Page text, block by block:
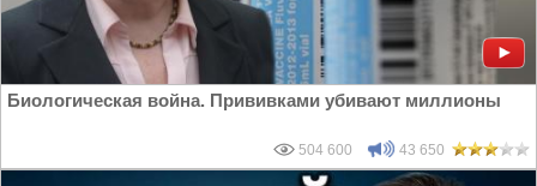
Биологическая война. Прививками убивают миллионы
504 600 43 650